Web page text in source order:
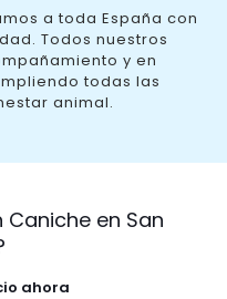
a toda España con
Todos nuestros
y en
todas las
animal.
en San
ahora